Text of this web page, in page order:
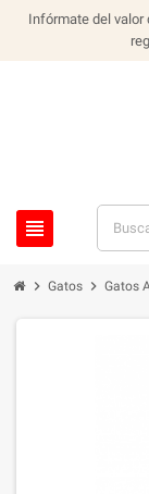
Infórmate del valor
view_headline
chevron_right Gatos chevron_right Gatos